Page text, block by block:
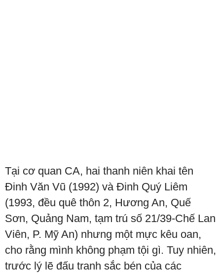
Tại cơ quan CA, hai thanh niên khai tên
Đinh Văn Vũ (1992) và Đinh Quý Liêm
(1993, đều quê thôn 2, Hương An, Quế
Sơn, Quảng Nam, tạm trú số 21/39-Chế Lan
Viên, P. Mỹ An) nhưng một mực kêu oan,
cho rằng mình không phạm tội gì. Tuy nhiên,
trước lý lẽ đấu tranh sắc bén của các